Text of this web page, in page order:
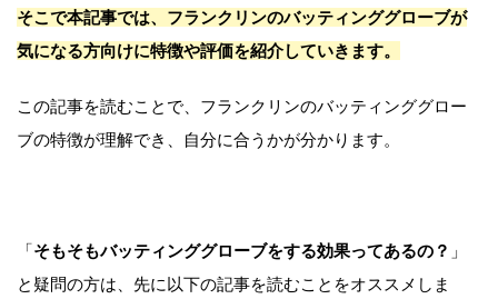
そこで本記事では、フランクリンのバッティンググローブが
気になる方向けに特徴や評価を紹介していきます。
この記事を読むことで、フランクリンのバッティンググロー
ブの特徴が理解でき、自分に合うかが分かります。
「そもそもバッティンググローブをする効果ってあるの？ 」
と疑問の方は、先に以下の記事を読むことをオススメしま